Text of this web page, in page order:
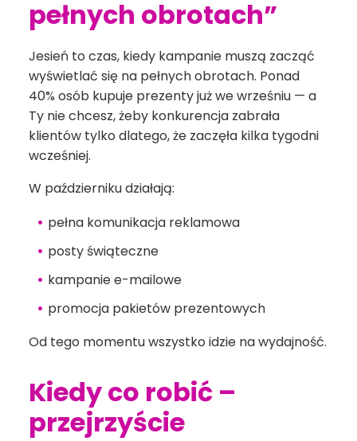
pełnych obrotach”
Jesień to czas, kiedy kampanie muszą zacząć
wyświetlać się na pełnych obrotach. Ponad
40% osób kupuje prezenty już we wrześniu — a
Ty nie chcesz, żeby konkurencja zabrała
klientów tylko dlatego, że zaczęła kilka tygodni
wcześniej.
W październiku działają:
pełna komunikacja reklamowa
posty świąteczne
kampanie e-mailowe
promocja pakietów prezentowych
Od tego momentu wszystko idzie na wydajność.
Kiedy co robić –
przejrzyście